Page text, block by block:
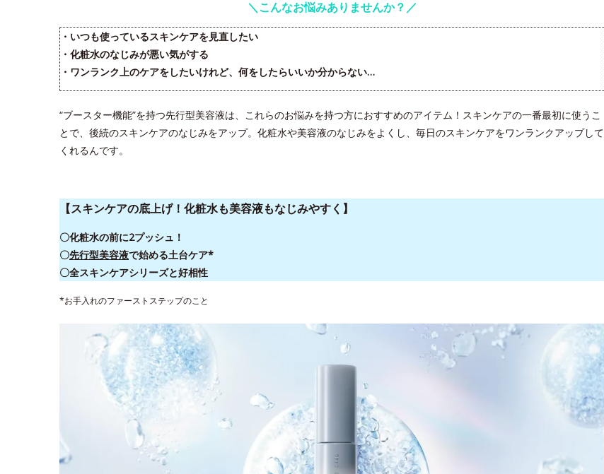
＼こんなお悩みありませんか？／
・いつも使っているスキンケアを見直したい
・化粧水のなじみが悪い気がする
・ワンランク上のケアをしたいけれど、何をしたらいいか分からない…
“ブースター機能”を持つ先行型美容液は、これらのお悩みを持つ方におすすめのアイテム！スキンケアの一番最初に使うこ
とで、後続のスキンケアのなじみをアップ。化粧水や美容液のなじみをよくし、毎日のスキンケアをワンランクアップして
くれるんです。
【スキンケアの底上げ！化粧水も美容液もなじみやすく】
〇化粧水の前に2プッシュ！
〇先行型美容液で始める土台ケア*
〇全スキンケアシリーズと好相性
*お手入れのファーストステップのこと